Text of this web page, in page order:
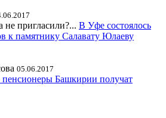
не пригласили?... В Уфе состоялось
к памятнику Салавату Юлаеву
05.06.2017
Башкирии получат